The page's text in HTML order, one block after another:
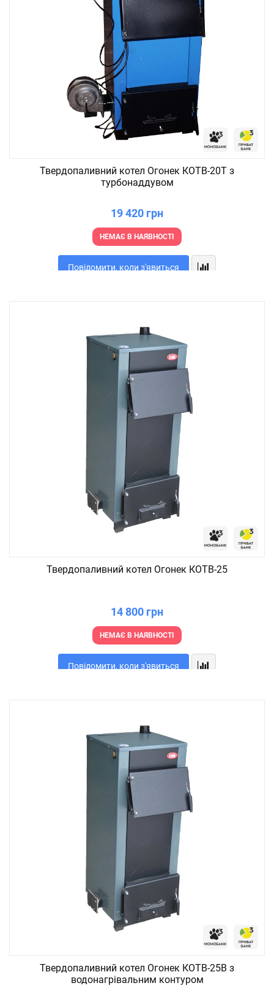
Твердопаливний котел Огонек КОТВ-20Т з
турбонаддувом
19 420 грн
НЕМАЄ В НАЯВНОСТІ
Повідомити, коли з'явиться
Твердопаливний котел Огонек КОТВ-25
14 800 грн
НЕМАЄ В НАЯВНОСТІ
Повідомити, коли з'явиться
Твердопаливний котел Огонек КОТВ-25В з
водонагрівальним контуром